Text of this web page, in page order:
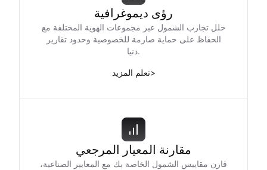
رؤى ديموغرافية
حلل تجارب الشمول عبر مجموعات الهوية المختلفة مع
الحفاظ على حماية صارمة للخصوصية وحدود تقارير
دنيا.
تعلم المزيد>
مقارنة المعيار المرجعي
قارن مقاييس الشمول الخاصة بك مع المعايير الصناعية،